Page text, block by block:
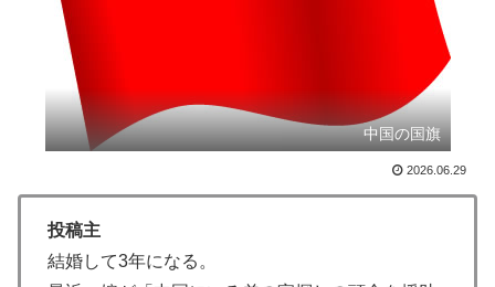
海外「日本はさすが過ぎるｗ」 日本は野生動物の喧嘩
さえ可愛くなってしまうと世界が騒然
【海外の反応】日本政府が、アメリカ政府によるネット
ミームとしての任天堂やポケモン使用に対して警告 →
「若者票を集めたいんだろうな」「任天堂の法務部隊が
▶ 韓国人「日本がここまでの観光大国に発展した本当の理
由がこちら…」→「昔から日本は愛されてた…（ﾌﾞﾙﾌﾞ
ﾙ」＝韓国の反応
中国の国旗
2026.06.29
投稿主
結婚して3年になる。